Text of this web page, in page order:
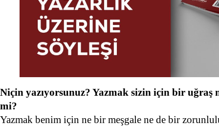
Niçin yazıyorsunuz? Yazmak sizin için bir uğraş
mi?
Yazmak benim için ne bir meşgale ne de bir